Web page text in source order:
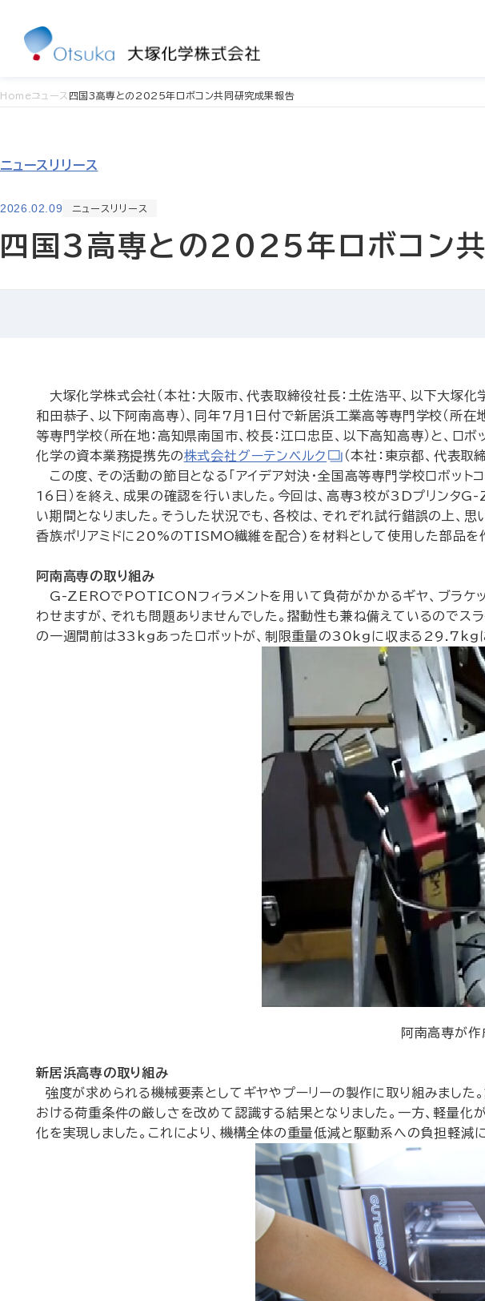
Home ニュース 四国3高専との2025年ロボコン共同研究成果報告
ニュースリリース
2026.02.09 ニュースリリース
四国3高専との2025年ロボコン
大塚化学株式会社（本社：大阪市、代表取締役社長：土佐浩平、以下大
和田恭子、以下阿南高専）、同年7月1日付で新居浜工業高等専門学校（所
等専門学校（所在地：高知県南国市、校長：江口忠臣、以下高知高専）と、
化学の資本業務提携先の株式会社グーテンベルク
（本社：東京都、代表取
この度、その活動の節目となる「アイデア対決・全国高等専門学校ロボ
16日）を終え、成果の確認を行いました。今回は、高専3校が3Dプリンタ
い期間となりました。そうした状況でも、各校は、それぞれ試行錯誤の
香族ポリアミドに20%のTISMO繊維を配合)を材料として使用した部品を作
阿南高専の取り組み
G-ZEROでPOTICONフィラメントを用いて負荷がかかるギヤ、ブラケッ
わせますが、それも問題ありませんでした。摺動性も兼ね備えているのでス
の一週間前は33kgあったロボットが、制限重量の30kgに収まる29.7kgに
阿南高専が作
新居浜高専の取り組み
強度が求められる機械要素としてギヤやプーリーの製作に取り組みました
おける荷重条件の厳しさを改めて認識する結果となりました。一方、軽量
化を実現しました。これにより、機構全体の重量低減と駆動系への負担軽減